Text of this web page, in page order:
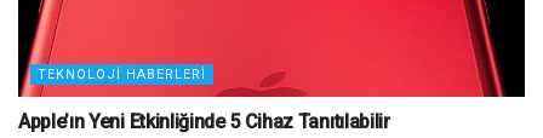
TEKNOLOJI HABERLERI
Apple’ın Yeni Etkinliğinde 5 Cihaz Tanıtılabilir